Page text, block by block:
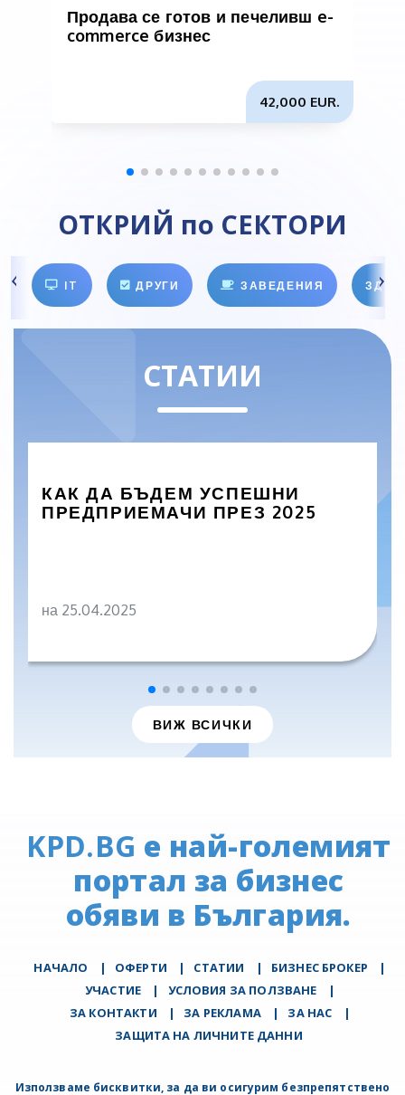
Продава се готов и печеливш e-
commerce бизнес
42,000 EUR.
ОТКРИЙ по СЕКТОРИ
IT ДРУГИ ЗАВЕДЕНИЯ
СТАТИИ
КАК ДА БЪДЕМ УСПЕШНИ
ПРЕДПРИЕМАЧИ ПРЕЗ 2025
на 25.04.2025
ВИЖ ВСИЧКИ
KPD.BG е най-големият
портал за бизнес
обяви в България.
НАЧАЛО | ОФЕРТИ | СТАТИИ | БИЗНЕС БРОКЕР
|
УЧАСТИЕ
| УСЛОВИЯ ЗА ПОЛЗВАНЕ
|
ЗА КОНТАКТИ
| ЗА РЕКЛАМА | ЗА НАС
|
ЗАЩИТА НА ЛИЧНИТЕ ДАННИ
Използваме бисквитки, за да ви осигурим безпрепятствено